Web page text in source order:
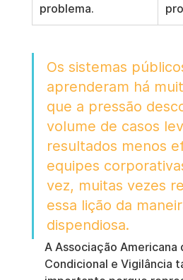
problema.
Os sistemas
aprenderam há
que a pressão
volume de casos
resultados menos
equipes
vez, muitas vezes
essa lição da
dispendiosa.
A Associação Americana
Condicional e Vigilância